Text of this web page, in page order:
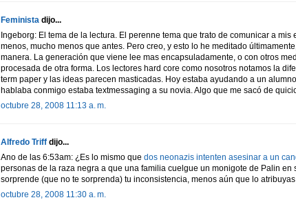
Feminista dijo...
Ingeborg: El tema de la lectura. El perenne tema que trato de comunicar a
menos, mucho menos que antes. Pero creo, y esto lo he meditado
manera. La generación que viene lee mas encapsuladamente, o con otros
procesada de otra forma. Los lectores hard core como nosotros notamos la
term paper y las ideas parecen masticadas. Hoy estaba ayudando a un
hablaba conmigo estaba textmessaging a su novia. Algo que me sacó de
octubre 28, 2008 11:13 a. m.
Alfredo Triff dijo...
Ano de las 6:53am: ¿Es lo mismo que dos neonazis intenten asesinar a un
personas de la raza negra a que una familia cuelgue un monigote de Palin en
sorprende (que no te sorprenda) tu inconsistencia, menos aún que lo
octubre 28, 2008 11:30 a. m.